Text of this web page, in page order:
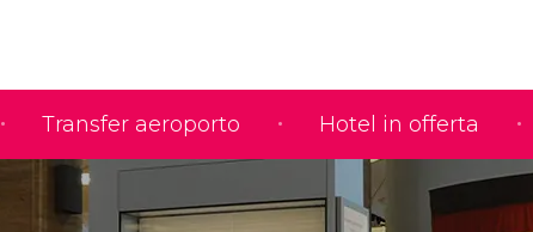
Transfer aeroporto Hotel in offerta